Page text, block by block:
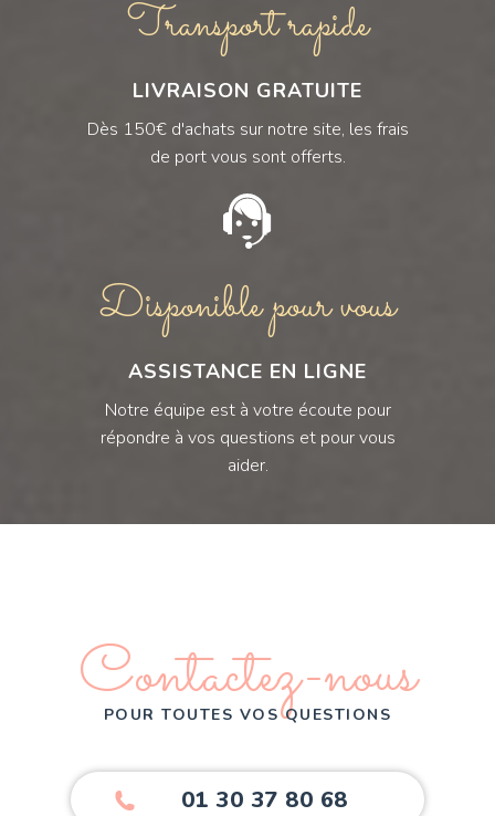
Transport rapide
LIVRAISON GRATUITE
Dès 150€ d'achats sur notre site, les frais
de port vous sont offerts.
Disponible pour vous
ASSISTANCE EN LIGNE
Notre équipe est à votre écoute pour
répondre à vos questions et pour vous
aider.
Contactez-nous
POUR TOUTES VOS QUESTIONS
01 30 37 80 68